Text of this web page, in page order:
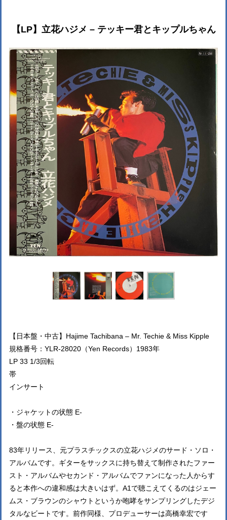
【LP】立花ハジメ – テッキー君とキップルちゃん
【日本盤・中古】Hajime Tachibana – Mr. Techie & Miss Kipple
規格番号：YLR-28020（Yen Records）1983年
LP 33 1/3回転
帯
インサート
・ジャケットの状態 E-
・盤の状態 E-
83年リリース、元プラスチックスの立花ハジメのサード・ソロ・
アルバムです。ギターをサックスに持ち替えて制作されたファー
スト・アルバムやセカンド・アルバムでファンになった人からす
ると本作への違和感は大きいはず。A1で聴こえてくるのはジェー
ムス・ブラウンのシャウトというか咆哮をサンプリングしたデジ
タルなビートです。前作同様、プロデューサーは高橋幸宏です